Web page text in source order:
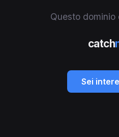
Questo dominio
catch
Sei